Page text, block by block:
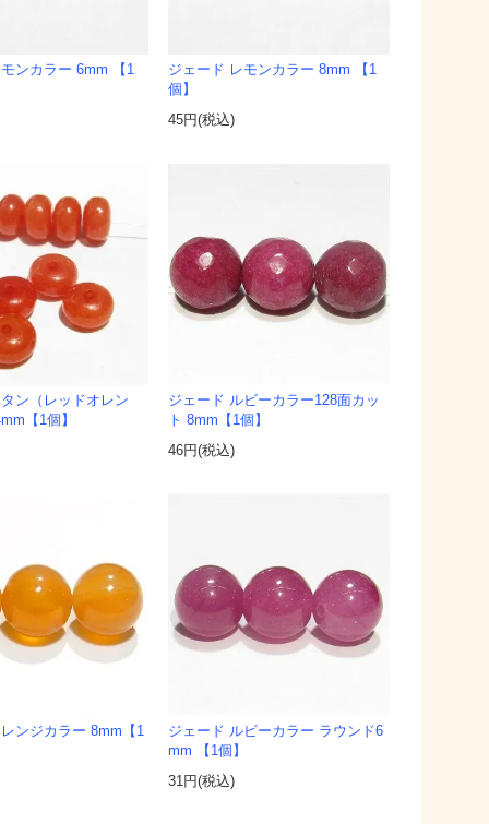
ンカラー 6mm 【1
ジェード レモンカラー 8mm 【1
個】
45円(税込)
ン（レッドオレン
【1個】
ジェード ルビーカラー128面カッ
ト 8mm【1個】
46円(税込)
ンジカラー 8mm【1
ジェード ルビーカラー ラウンド6
mm 【1個】
31円(税込)